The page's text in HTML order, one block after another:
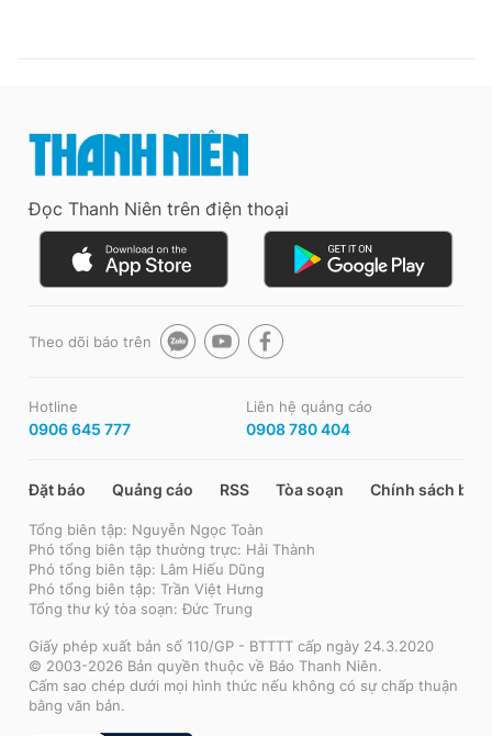
Đọc Thanh Niên trên điện thoại
Theo dõi báo trên
Hotline
0906 645 777
Liên hệ quảng cáo
0908 780 404
Đặt báo Quảng cáo RSS Tòa soạn Chính sách bảo
Tổng biên tập: Nguyễn Ngọc Toàn
Phó tổng biên tập thường trực: Hải Thành
Phó tổng biên tập: Lâm Hiếu Dũng
Phó tổng biên tập: Trần Việt Hưng
Tổng thư ký tòa soạn: Đức Trung
Giấy phép xuất bản số 110/GP - BTTTT cấp ngày 24.3.2020
© 2003-2026 Bản quyền thuộc về Báo Thanh Niên.
Cấm sao chép dưới mọi hình thức nếu không có sự chấp thuận
bằng văn bản.